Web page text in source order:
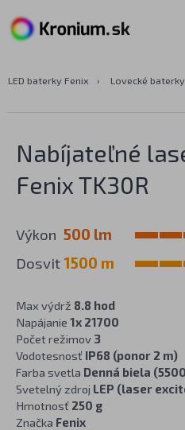
LED baterky Fenix › Lovecké baterky
Nabíjateľné
Fenix TK30R
Výkon 500 lm
Dosvit1500 m
Max výdrž 8.8 hod
Napájanie 1x 21700
Počet režimov 3
Vodotesnosť IP68 (ponor 2 m)
Farba svetla Denná biela
Svetelný zdroj LEP (laser
Hmotnosť 250 g
Značka Fenix